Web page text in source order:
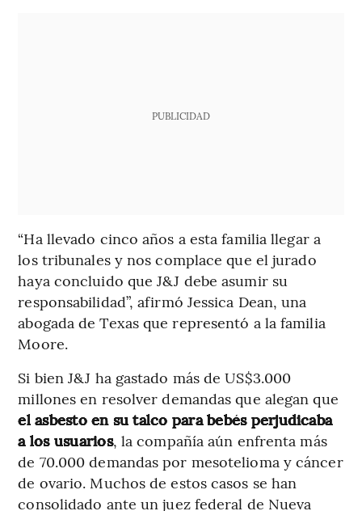
PUBLICIDAD
“Ha llevado cinco años a esta familia llegar a
los tribunales y nos complace que el jurado
haya concluido que J&J debe asumir su
responsabilidad”, afirmó Jessica Dean, una
abogada de Texas que representó a la familia
Moore.
Si bien J&J ha gastado más de US$3.000
millones en resolver demandas que alegan que
el asbesto en su talco para bebés perjudicaba
a los usuarios, la compañía aún enfrenta más
de 70.000 demandas por mesotelioma y cáncer
de ovario. Muchos de estos casos se han
consolidado ante un juez federal de Nueva